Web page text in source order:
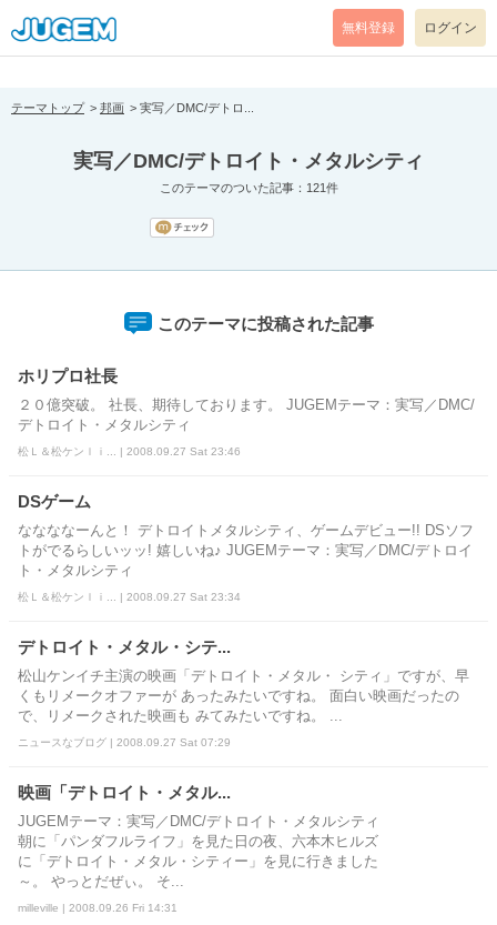
[pear_error: message="Success" code=0 mode=return level=notice
prefix="" info=""]
無料登録 ログイン
テーマトップ 邦画 実写／DMC/デトロ...
実写／DMC/デトロイト・メタルシティ
このテーマのついた記事：121件
このテーマに投稿された記事
ホリプロ社長
２０億突破。 社長、期待しております。 JUGEMテーマ：実写／DMC/
デトロイト・メタルシティ
松Ｌ＆松ケンｌｉ... | 2008.09.27 Sat 23:46
DSゲーム
ななななーんと！ デトロイトメタルシティ、ゲームデビュー!! DSソフ
トがでるらしいッッ! 嬉しいね♪ JUGEMテーマ：実写／DMC/デトロイ
ト・メタルシティ
松Ｌ＆松ケンｌｉ... | 2008.09.27 Sat 23:34
デトロイト・メタル・シテ...
松山ケンイチ主演の映画「デトロイト・メタル・ シティ」ですが、早
くもリメークオファーが あったみたいですね。 面白い映画だったの
で、リメークされた映画も みてみたいですね。 ...
ニュースなブログ | 2008.09.27 Sat 07:29
映画「デトロイト・メタル...
JUGEMテーマ：実写／DMC/デトロイト・メタルシティ
朝に「パンダフルライフ」を見た日の夜、六本木ヒルズ
に「デトロイト・メタル・シティー」を見に行きました
～。 やっとだぜぃ。 そ...
milleville | 2008.09.26 Fri 14:31